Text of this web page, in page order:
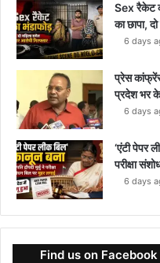
Sex रैकेट
का छापा,
6 days
प्रेस
प्रदेश भर
6 days
‘एंटी पेपर
परीक्षा
6 days
Find us on Facebook